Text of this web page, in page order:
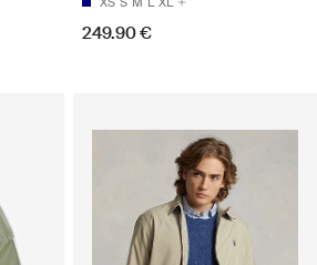
249.90 €